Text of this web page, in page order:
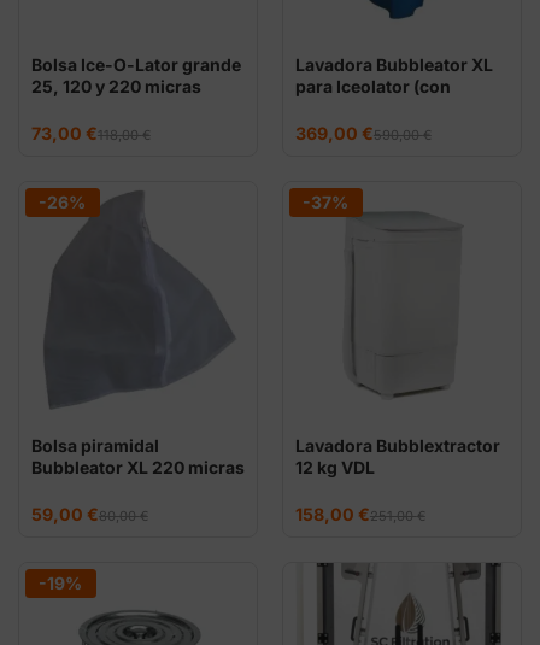
Bolsa Ice-O-Lator grande
25, 120 y 220 micras
118,00€
El
precio
118,00 €.
73,00 €
El
precio
73,00 €.
Lavadora Bubbleator XL
para Iceolator (con
590,00€
El
precio
590,00 €.
369,00 €
El
precio
369,00 €.
-26%
Bolsa piramidal
Bubbleator XL 220 micras
80,00€
El
precio
80,00 €.
59,00 €
El
precio
59,00 €.
-37%
Lavadora Bubblextractor
12 kg VDL
251,00€
El
precio
251,00 €.
158,00 €
El
precio
158,00 €.
-19%